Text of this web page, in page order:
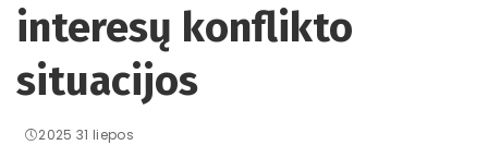
interesų konflikto
situacijos
2025 31 liepos